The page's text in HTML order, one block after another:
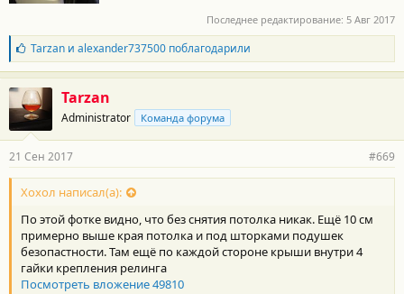
Последнее редактирование: 5 Авг 2017
Б
л
а
г
о
д
а
н
о
с
и
:
Tarzanи alexander737500поблагодарили
Tarzan
Administrator Команда форума
21 Сен 2017 #669
Хохол написал(а):
По этой фотке видно, что без снятия потолка никак. Ещё 10 см
примерно выше края потолка и под шторками подушек
безопастности. Там ещё по каждой стороне крыши внутри 4
гайки крепления релинга
Посмотреть вложение 49810